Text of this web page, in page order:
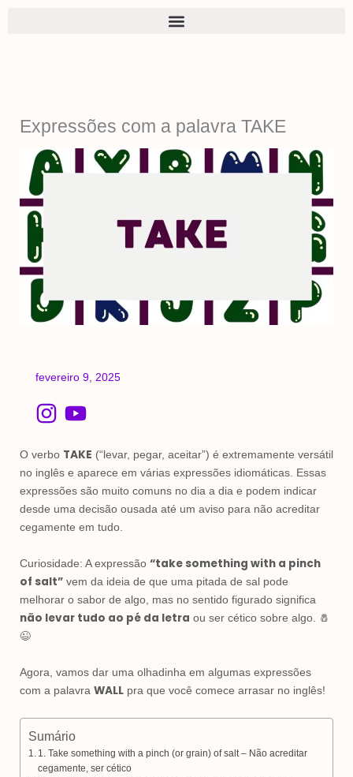
Expressões com a palavra TAKE
fevereiro 9, 2025
I
s
t
a
g
a
m
Y
u
t
u
b
O verbo TAKE (“levar, pegar, aceitar”) é extremamente versátil
no inglês e aparece em várias expressões idiomáticas. Essas
expressões são muito comuns no dia a dia e podem indicar
desde uma decisão ousada até um aviso para não acreditar
cegamente em tudo.
Curiosidade: A expressão “take something with a pinch
of salt” vem da ideia de que uma pitada de sal pode
melhorar o sabor de algo, mas no sentido figurado significa
não levar tudo ao pé da letra ou ser cético sobre algo. 🧂
😉
Agora, vamos dar uma olhadinha em algumas expressões
com a palavra WALL pra que você comece arrasar no inglês!
Sumário
1. Take something with a pinch (or grain) of salt – Não acreditar
cegamente, ser cético